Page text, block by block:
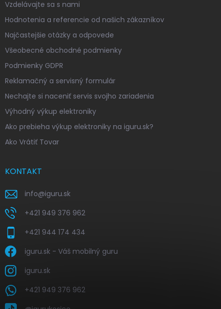
Vzdelávajte sa s nami
Hodnotenia a referencie od našich zákazníkov
Najčastejšie otázky a odpovede
Všeobecné obchodné podmienky
Podmienky GDPR
Reklamačný a servisný formulár
Nechajte si naceniť servis svojho zariadenia
Výhodný výkup elektroniky
Ako prebieha výkup elektroniky na iguru.sk?
Ako Vrátiť Tovar
KONTAKT
info@iguru.sk
+421 949 376 962
+421 944 174 434
iguru.sk - Váš mobilný guru
iguru.sk
+421 949 376 962